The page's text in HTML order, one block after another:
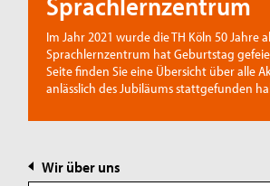
Im Jahr 2021 wurde die TH Köln 50 Jahre
Sprachlernzentrum hat Geburtstag
Seite finden Sie eine Übersicht über alle
anlässlich des Jubiläums stattgefunden
Wir über uns